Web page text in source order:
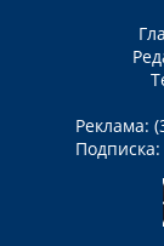
Реклама:
Подписка: